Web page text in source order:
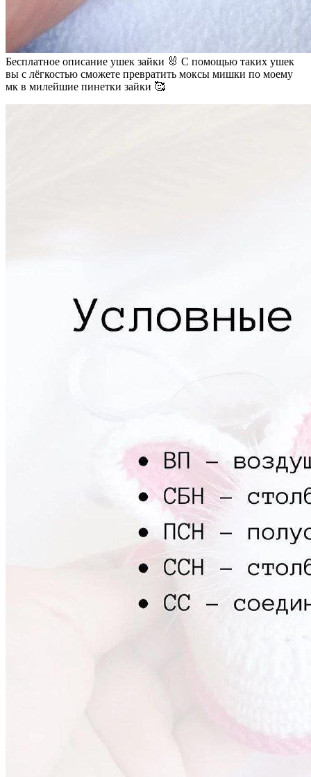
Бесплатное описание ушек зайки 🐰 С помощью таких ушек
вы с лёгкостью сможете превратить моксы мишки по моему
мк в милейшие пинетки зайки 🥰